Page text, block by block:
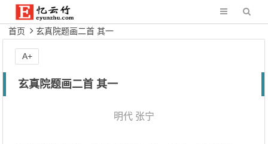
首页 玄真院题画二首 其一
玄真院题画二首 其一
明代 张宁
A+